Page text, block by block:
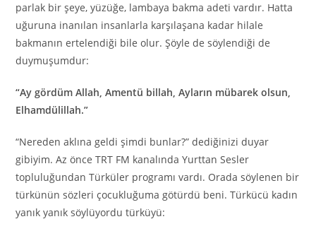
parlak bir şeye, yüzüğe, lambaya bakma adeti vardır. Hatta
uğuruna inanılan insanlarla karşılaşana kadar hilale
bakmanın ertelendiği bile olur. Şöyle de söylendiği de
duymuşumdur:
“Ay gördüm Allah, Amentü billah, Ayların mübarek olsun,
Elhamdülillah.”
“Nereden aklına geldi şimdi bunlar?” dediğinizi duyar
gibiyim. Az önce TRT FM kanalında Yurttan Sesler
topluluğundan Türküler programı vardı. Orada söylenen bir
türkünün sözleri çocukluğuma götürdü beni. Türkücü kadın
yanık yanık söylüyordu türküyü: